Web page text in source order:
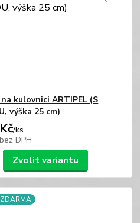
kulovnici ARTIPEL (S
výška 25 cm)
/ks
bez DPH
Zvolit variantu